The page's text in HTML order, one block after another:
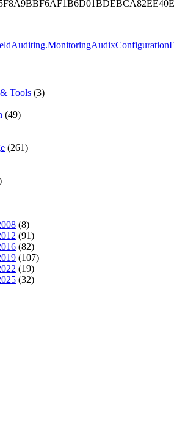
Auditing.MonitoringAudixConfiguration
Tools (3)
(49)
(261)
(8)
(91)
(82)
(107)
(19)
(32)